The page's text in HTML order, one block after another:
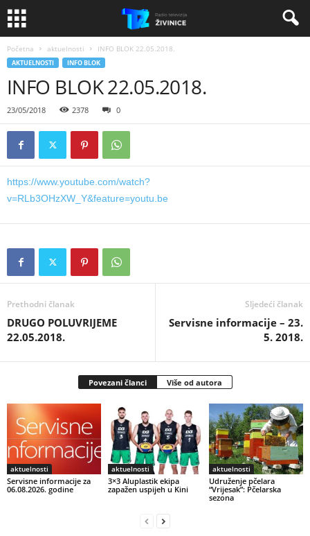
Početna aktuelnosti INFO BLOK 22.05.2018.
AKTUELNOSTI INFO BLOK
INFO BLOK 22.05.2018.
23/05/2018 2378 0
https://www.youtube.com/watch?
v=RLb3OHzXW_Y&feature=youtu.be
Prethodni članak
DRUGO POLUVRIJEME
22.05.2018.
Sljedeći članak
Servisne informacije – 23.
5. 2018.
Povezani članci Više od autora
aktuelnosti
Servisne informacije za
06.08.2026. godine
aktuelnosti
3×3 Aluplastik ekipa
zapažen uspijeh u Kini
aktuelnosti
Udruženje pčelara
“Vrijesak”: Pčelarska
sezona